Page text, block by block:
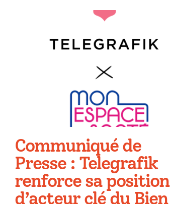
Communiqué de
Presse : Telegrafik
renforce sa position
d’acteur clé du Bien